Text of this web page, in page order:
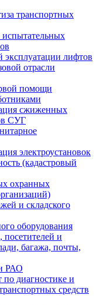
транспортных
эксплуатации лифтов
отрасли
помощи
сжиженных
СУГ
электроустановок
(кадастровый
охранных
и складского
оборудования
посетителей и
багажа, почты,
РАО
по диагностике и
средств